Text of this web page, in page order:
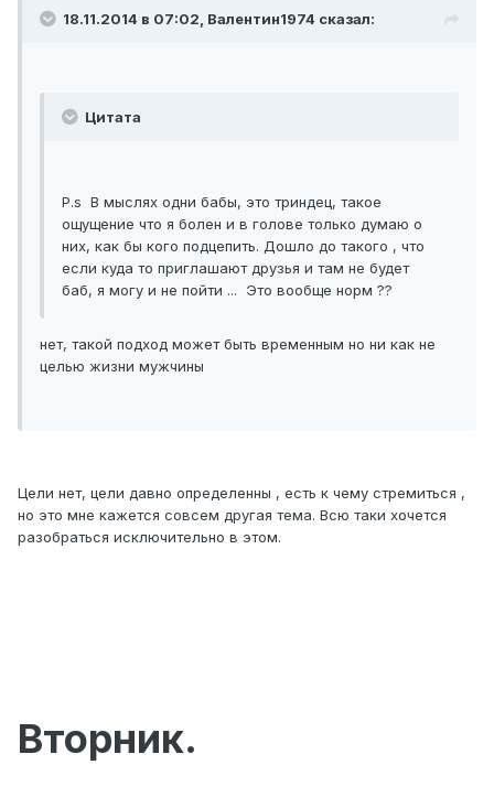
18.11.2014 в 07:02, Валентин1974 сказал:
Цитата
P.s В мыслях одни бабы, это триндец, такое
ощущение что я болен и в голове только думаю о
них, как бы кого подцепить. Дошло до такого , что
если куда то приглашают друзья и там не будет
баб, я могу и не пойти ... Это вообще норм ??
нет, такой подход может быть временным но ни как не
целью жизни мужчины
Цели нет, цели давно определенны , есть к чему стремиться ,
но это мне кажется совсем другая тема. Всю таки хочется
разобраться исключительно в этом.
Вторник.